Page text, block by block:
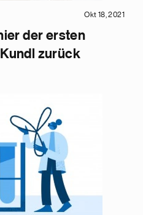
Okt 18, 2021
der ersten
zurück